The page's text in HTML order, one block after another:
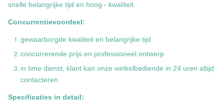
snelle belangrijke tijd en hoog - kwaliteit.
Concurrentievoordeel:
gewaarborgde kwaliteit en belangrijke tijd
concurrerende prijs en professioneel ontwerp
in time dienst, klant kan onze winkelbediende in 24 uren altijd
contacteren
Specificaties in detail: